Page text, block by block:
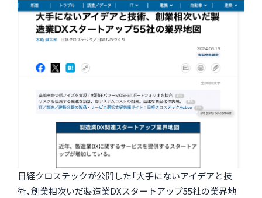
日経クロステックが公開した「大手にないアイデアと技
術、創業相次いだ製造業DXスタートアップ55社の業界地